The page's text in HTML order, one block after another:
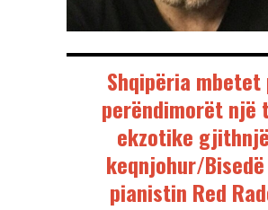
Shqipëria mbetet
perëndimorët një
ekzotike
keqnjohur/
pianistin Red